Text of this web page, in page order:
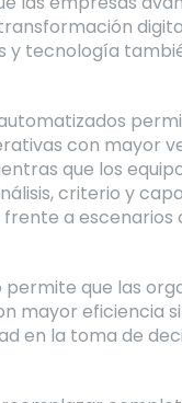
y tecnología
con mayor
que los
criterio y
a escenarios
permite que las
mayor eficiencia
en la toma de